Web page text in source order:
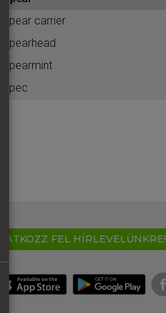
spear carrier
spearhead
spearmint
spec
IRATKOZZ FEL HÍRLEVELÜNKRE!